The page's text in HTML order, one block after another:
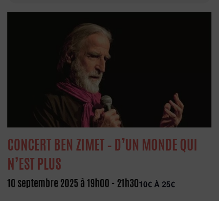
CONCERT BEN ZIMET – D’UN MONDE QUI
N’EST PLUS
10 septembre 2025 à 19h00 - 21h3010€ À 25€